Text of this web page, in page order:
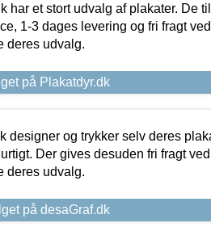
har et stort udvalg af plakater. De
1-3 dages levering og fri fragt
deres udvalg.
på Plakatdyr.dk
designer og trykker selv deres
Der gives desuden fri fragt
deres udvalg.
på desaGraf.dk